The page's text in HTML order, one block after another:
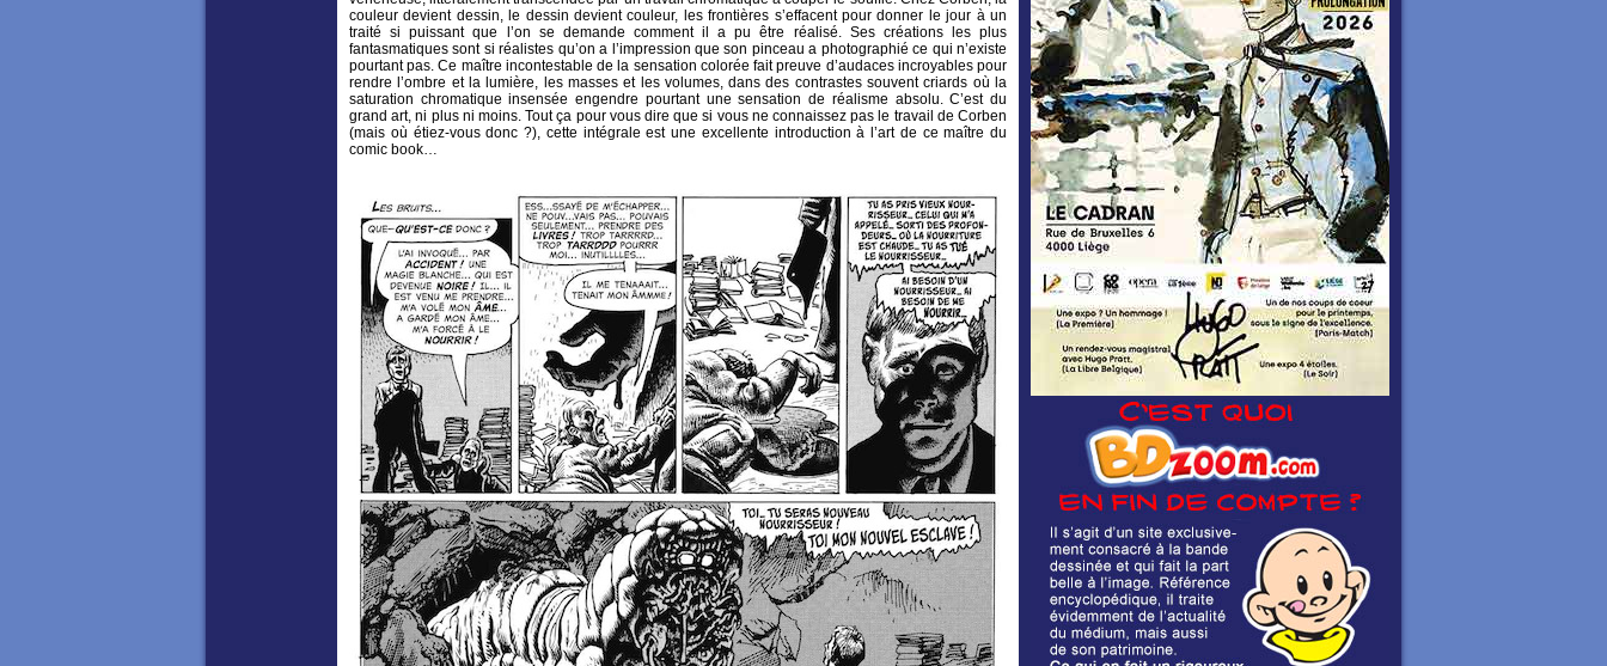
couleur devient dessin, le dessin devient couleur, les frontières s’effacent pour donner le jour à un
traité si puissant que l’on se demande comment il a pu être réalisé. Ses créations les plus
fantasmatiques sont si réalistes qu’on a l’impression que son pinceau a photographié ce qui n’existe
pourtant pas. Ce maître incontestable de la sensation colorée fait preuve d’audaces incroyables pour
rendre l’ombre et la lumière, les masses et les volumes, dans des contrastes souvent criards où la
saturation chromatique insensée engendre pourtant une sensation de réalisme absolu. C’est du
grand art, ni plus ni moins. Tout ça pour vous dire que si vous ne connaissez pas le travail de Corben
(mais où étiez-vous donc ?), cette intégrale est une excellente introduction à l’art de ce maître du
comic book…